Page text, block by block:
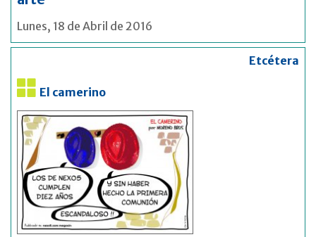
Lunes, 18 de Abril de 2016
Etcétera
El camerino